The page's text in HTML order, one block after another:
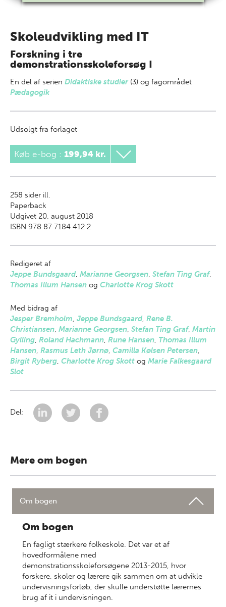
Skoleudvikling med IT
Forskning i tre
demonstrationsskoleforsøg I
En del af serien Didaktiske studier (3) og fagområdet
Pædagogik
Udsolgt fra forlaget
Køb e-bog : 199,94 kr.
258 sider ill.
Paperback
Udgivet 20. august 2018
ISBN 978 87 7184 412 2
Redigeret af
Jeppe Bundsgaard, Marianne Georgsen, Stefan Ting Graf,
Thomas Illum Hansen og Charlotte Krog Skott
Med bidrag af
Jesper Bremholm, Jeppe Bundsgaard, Rene B.
Christiansen, Marianne Georgsen, Stefan Ting Graf, Martin
Gylling, Roland Hachmann, Rune Hansen, Thomas Illum
Hansen, Rasmus Leth Jørnø, Camilla Kølsen Petersen,
Birgit Ryberg, Charlotte Krog Skott og Marie Falkesgaard
Slot
Del:
Mere om bogen
Om bogen
Om bogen
En fagligt stærkere folkeskole. Det var et af
hovedformålene med
demonstrationsskoleforsøgene 2013-2015, hvor
forskere, skoler og lærere gik sammen om at udvikle
undervisningsforløb, der skulle understøtte lærernes
brug af it i undervisningen.